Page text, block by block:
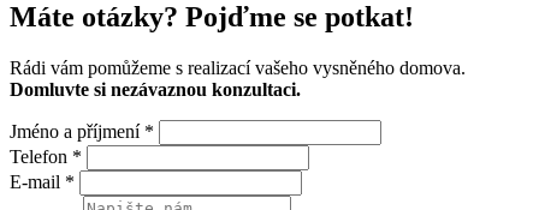
Máte otázky? Pojďme se potkat!
Rádi vám pomůžeme s realizací vašeho vysněného domova.
Domluvte si nezávaznou konzultaci.
Jméno a příjmení *
Telefon *
E-mail *